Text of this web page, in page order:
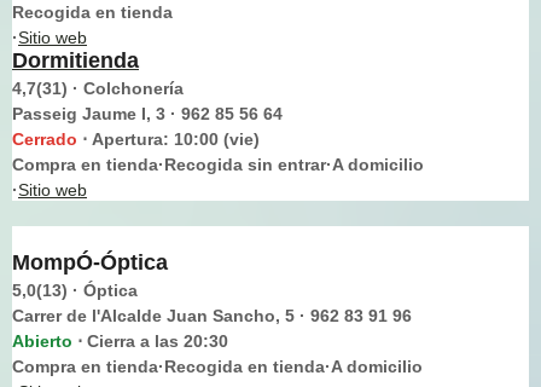
Recogida en tienda
·Sitio web
Dormitienda
4,7(31) · Colchonería
Passeig Jaume I, 3 · 962 85 56 64
Cerrado ⋅ Apertura: 10:00 (vie)
Compra en tienda·Recogida sin entrar·A domicilio
·Sitio web
MompÓ-Óptica
5,0(13) · Óptica
Carrer de l'Alcalde Juan Sancho, 5 · 962 83 91 96
Abierto ⋅ Cierra a las 20:30
Compra en tienda·Recogida en tienda·A domicilio